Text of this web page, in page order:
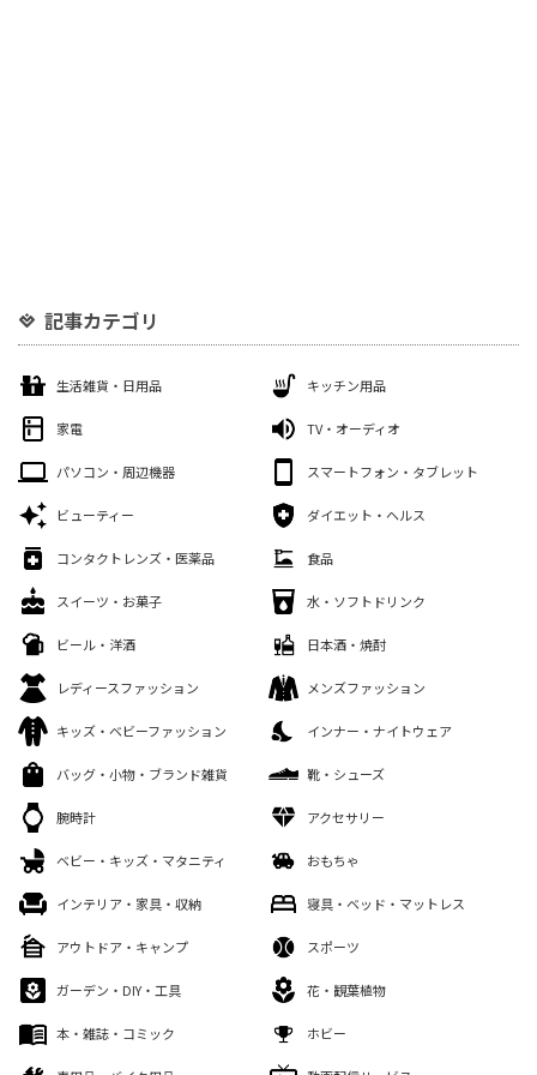
記事カテゴリ
生活雑貨・日用品 キッチン用品
家電 TV・オーディオ
パソコン・周辺機器 スマートフォン・タブレット
ビューティー ダイエット・ヘルス
コンタクトレンズ・医薬品 食品
スイーツ・お菓子 水・ソフトドリンク
ビール・洋酒 日本酒・焼酎
レディースファッション メンズファッション
キッズ・ベビーファッション インナー・ナイトウェア
バッグ・小物・ブランド雑貨 靴・シューズ
腕時計 アクセサリー
ベビー・キッズ・マタニティ おもちゃ
インテリア・家具・収納 寝具・ベッド・マットレス
アウトドア・キャンプ スポーツ
ガーデン・DIY・工具 花・観葉植物
本・雑誌・コミック ホビー